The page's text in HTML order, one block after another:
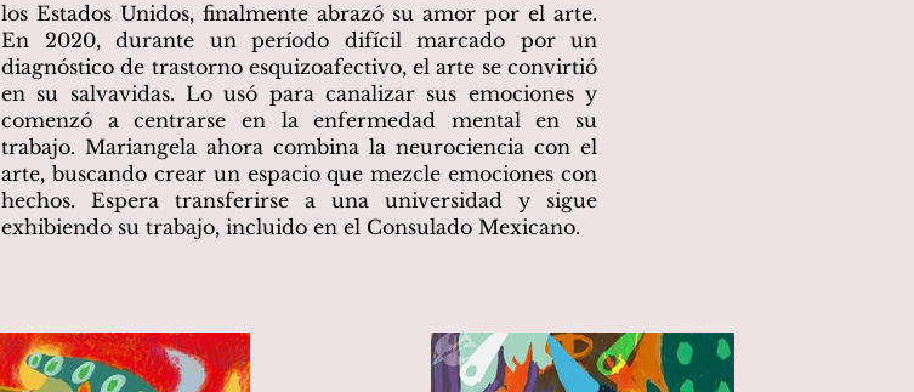
los Estados Unidos, finalmente abrazó su amor por el arte.
En 2020, durante un período difícil marcado por un
diagnóstico de trastorno esquizoafectivo, el arte se convirtió
en su salvavidas. Lo usó para canalizar sus emociones y
comenzó a centrarse en la enfermedad mental en su
trabajo. Mariangela ahora combina la neurociencia con el
arte, buscando crear un espacio que mezcle emociones con
hechos. Espera transferirse a una universidad y sigue
exhibiendo su trabajo, incluido en el Consulado Mexicano.